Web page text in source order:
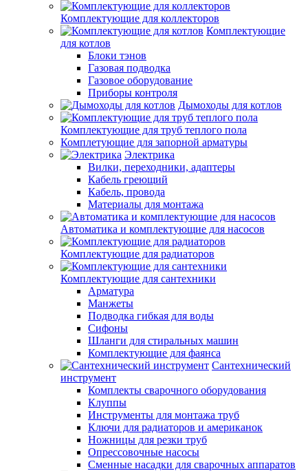
Комплектующие для коллекторов
Комплектующие
для котлов
Блоки тэнов
Газовая подводка
Газовое оборудование
Приборы контроля
Дымоходы для котлов
Комплектующие для труб теплого пола
Комплетующие для запорной арматуры
Электрика
Вилки, переходники, адаптеры
Кабель греющий
Кабель, провода
Материалы для монтажа
Автоматика и комплектующие для насосов
Комплектующие для радиаторов
Комплектующие для сантехники
Арматура
Манжеты
Подводка гибкая для воды
Сифоны
Шланги для стиральных машин
Комплектующие для фаянса
Сантехнический
инструмент
Комплекты сварочного оборудования
Клуппы
Инструменты для монтажа труб
Ключи для радиаторов и американок
Ножницы для резки труб
Опрессовочные насосы
Сменные насадки для сварочных аппаратов